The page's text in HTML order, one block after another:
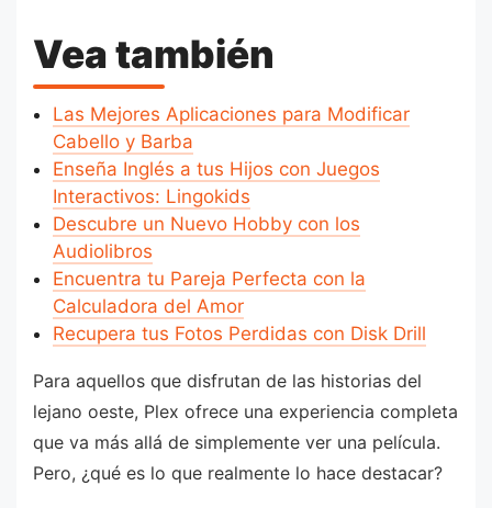
Vea también
Las Mejores Aplicaciones para Modificar
Cabello y Barba
Enseña Inglés a tus Hijos con Juegos
Interactivos: Lingokids
Descubre un Nuevo Hobby con los
Audiolibros
Encuentra tu Pareja Perfecta con la
Calculadora del Amor
Recupera tus Fotos Perdidas con Disk Drill
Para aquellos que disfrutan de las historias del
lejano oeste, Plex ofrece una experiencia completa
que va más allá de simplemente ver una película.
Pero, ¿qué es lo que realmente lo hace destacar?